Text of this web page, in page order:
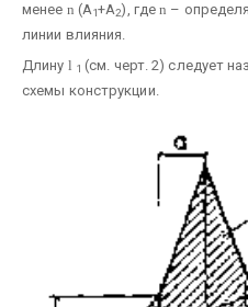
менее n (А1+А2), гдеn –
линии влияния.
Длину l 1 (см. черт. 2) следует
схемы конструкции.